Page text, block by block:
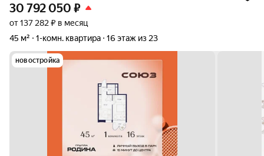
30 792 050 ₽
от 137 282 ₽ в месяц
45 м²
1-комн. квартира 16 этаж из 23
новостройка